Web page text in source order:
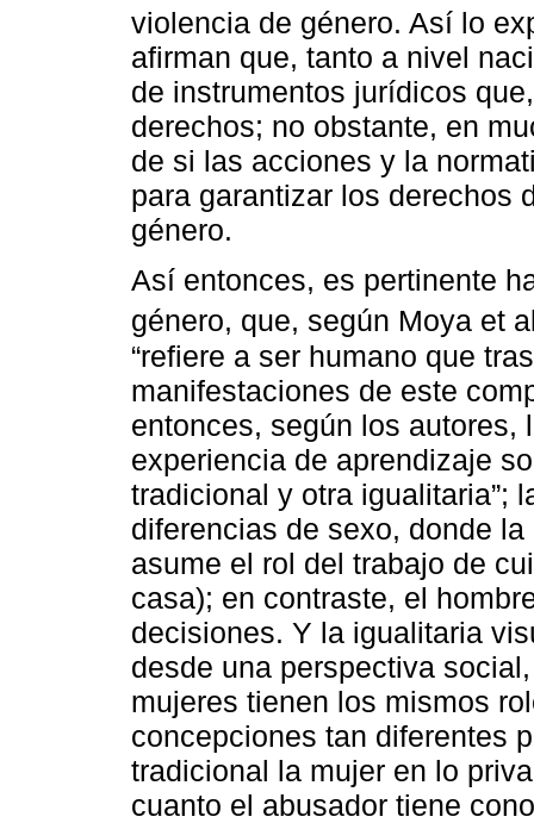
violencia de género. Así lo
afirman que, tanto a nivel
de instrumentos jurídicos
derechos; no obstante, en
de si las acciones y la
para garantizar los derechos
género.
Así entonces, es pertinente
género, que, según Moya et
“refiere a ser humano que
manifestaciones de este
entonces, según los autores,
experiencia de aprendizaje
tradicional y otra igualitaria”;
diferencias de sexo, donde
asume el rol del trabajo de
casa); en contraste, el
decisiones. Y la igualitaria
desde una perspectiva
mujeres tienen los mismos
concepciones tan diferentes
tradicional la mujer en lo
cuanto el abusador tiene